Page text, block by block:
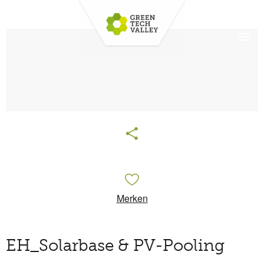
Merken
EH_Solarbase & PV-Pooling